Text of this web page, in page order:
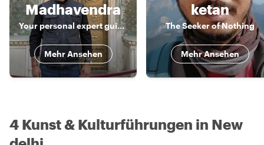
Madhavendra
Your personal expert guide for Delhi, Agra & Jaipur!!
Mehr Ansehen
ketan
The Seeker of Nothing
Mehr Ansehen
4 Kunst & Kulturführungen in New